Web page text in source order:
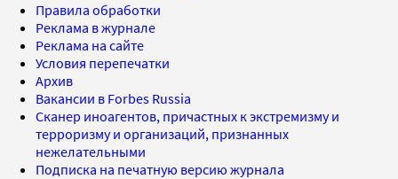
Правила обработки
Реклама в журнале
Реклама на сайте
Условия перепечатки
Архив
Вакансии в Forbes Russia
Сканер иноагентов, причастных к экстремизму и
терроризму и организаций, признанных
нежелательными
Подписка на печатную версию журнала